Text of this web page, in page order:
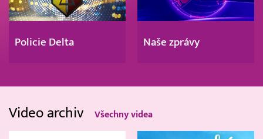
Policie Delta Naše zprávy
Video archiv Všechny videa